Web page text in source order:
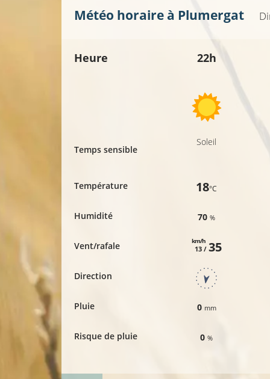
Météo horaire à Plumergat
Heure
Temps sensible
Température
Humidité
Vent/rafale
Direction
Pluie
Risque de pluie
22h
Soleil
18°C
70%
13 /
km/h 35
0 mm
0%